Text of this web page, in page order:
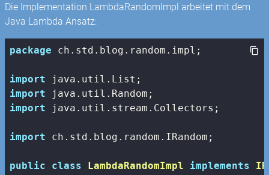
Die Implementation LambdaRandomImpl arbeitet mit dem
Java Lambda Ansatz:
package ch.std.blog.random.impl;
import
import
import java.util.stream.Collectors;
import ch.std.blog.random.IRandom;
public class LambdaRandomImpl implements